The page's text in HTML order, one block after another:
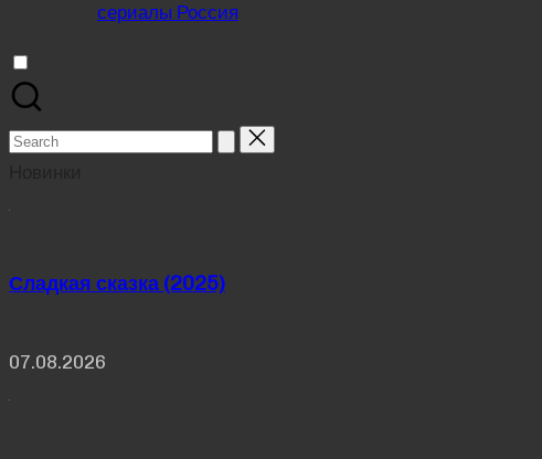
сериалы Россия
Search
Сладкая сказка (2025)
07.08.2026